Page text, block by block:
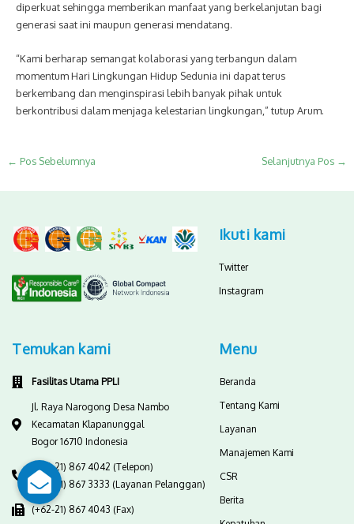
diperkuat sehingga memberikan manfaat yang berkelanjutan bagi
generasi saat ini maupun generasi mendatang.
“Kami berharap semangat kolaborasi yang terbangun dalam
momentum Hari Lingkungan Hidup Sedunia ini dapat terus
berkembang dan menginspirasi lebih banyak pihak untuk
berkontribusi dalam menjaga kelestarian lingkungan,” tutup Arum.
← Pos Sebelumnya Selanjutnya Pos →
Ikuti kami
Twitter
Instagram
Temukan kami
Fasilitas Utama PPLI
Jl. Raya Narogong Desa Nambo
Kecamatan Klapanunggal
Bogor 16710 Indonesia
(+62-21) 867 4042 (Telepon)
(+62-21) 867 3333 (Layanan Pelanggan)
(+62-21) 867 4043 (Fax)
Menu
Beranda
Tentang Kami
Layanan
Manajemen Kami
CSR
Berita